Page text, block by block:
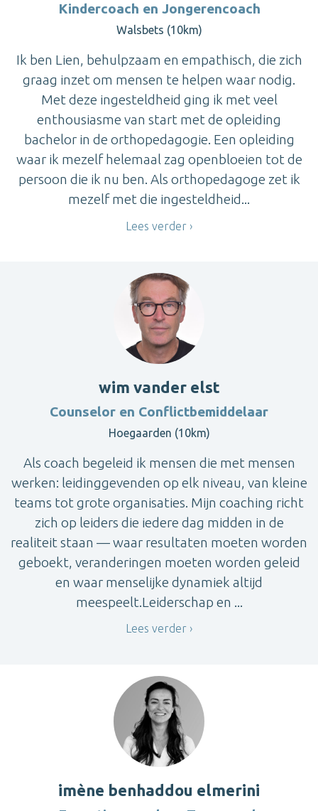
Kindercoach en Jongerencoach
Walsbets (10km)
Ik ben Lien, behulpzaam en empathisch, die zich
graag inzet om mensen te helpen waar nodig.
Met deze ingesteldheid ging ik met veel
enthousiasme van start met de opleiding
bachelor in de orthopedagogie. Een opleiding
waar ik mezelf helemaal zag openbloeien tot de
persoon die ik nu ben. Als orthopedagoge zet ik
mezelf met die ingesteldheid...
Lees verder
wim vander elst
Counselor en Conflictbemiddelaar
Hoegaarden (10km)
Als coach begeleid ik mensen die met mensen
werken: leidinggevenden op elk niveau, van kleine
teams tot grote organisaties. Mijn coaching richt
zich op leiders die iedere dag midden in de
realiteit staan — waar resultaten moeten worden
geboekt, veranderingen moeten worden geleid
en waar menselijke dynamiek altijd
meespeelt.Leiderschap en ...
Lees verder
imène benhaddou elmerini